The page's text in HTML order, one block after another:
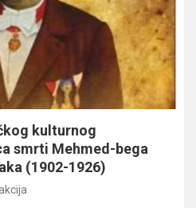
kulturnog
smrti Mehmed-bega
(1902-1926)